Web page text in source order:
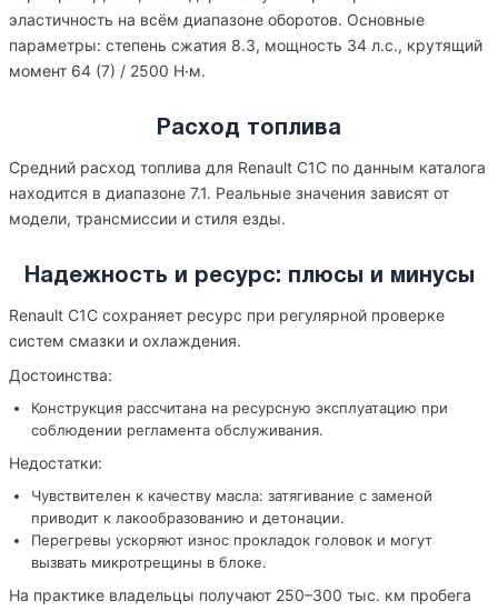
эластичность на всём диапазоне оборотов. Основные
параметры: степень сжатия 8.3, мощность 34 л.с., крутящий
момент 64 (7) / 2500 Н·м.
Расход топлива
Средний расход топлива для Renault C1C по данным каталога
находится в диапазоне 7.1. Реальные значения зависят от
модели, трансмиссии и стиля езды.
Надежность и ресурс: плюсы и минусы
Renault C1C сохраняет ресурс при регулярной проверке
систем смазки и охлаждения.
Достоинства:
Конструкция рассчитана на ресурсную эксплуатацию при
соблюдении регламента обслуживания.
Недостатки:
Чувствителен к качеству масла: затягивание с заменой
приводит к лакообразованию и детонации.
Перегревы ускоряют износ прокладок головок и могут
вызвать микротрещины в блоке.
На практике владельцы получают 250–300 тыс. км пробега